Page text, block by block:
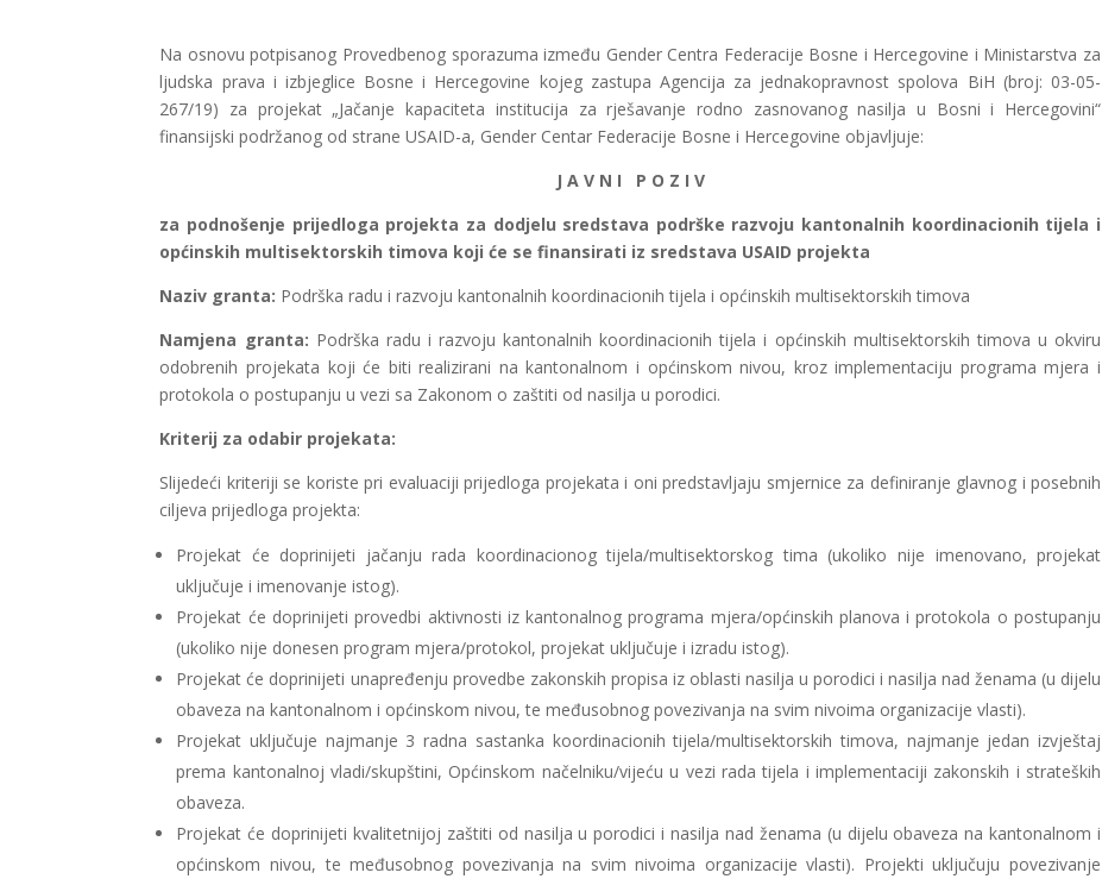
Na osnovu potpisanog Provedbenog sporazuma između Gender Centra Federacije Bosne i Hercegovine i Ministarstva za
ljudska prava i izbjeglice Bosne i Hercegovine kojeg zastupa Agencija za jednakopravnost spolova BiH (broj: 03-05-
267/19) za projekat „Jačanje kapaciteta institucija za rješavanje rodno zasnovanog nasilja u Bosni i Hercegovini“
finansijski podržanog od strane USAID-a, Gender Centar Federacije Bosne i Hercegovine objavljuje:
J A V N I P O Z I V
za podnošenje prijedloga projekta za dodjelu sredstava podrške razvoju kantonalnih koordinacionih tijela i
općinskih multisektorskih timova koji će se finansirati iz sredstava USAID projekta
Naziv granta: Podrška radu i razvoju kantonalnih koordinacionih tijela i općinskih multisektorskih timova
Namjena granta: Podrška radu i razvoju kantonalnih koordinacionih tijela i općinskih multisektorskih timova u okviru
odobrenih projekata koji će biti realizirani na kantonalnom i općinskom nivou, kroz implementaciju programa mjera i
protokola o postupanju u vezi sa Zakonom o zaštiti od nasilja u porodici.
Kriterij za odabir projekata:
Slijedeći kriteriji se koriste pri evaluaciji prijedloga projekata i oni predstavljaju smjernice za definiranje glavnog i posebnih
ciljeva prijedloga projekta:
Projekat će doprinijeti jačanju rada koordinacionog tijela/multisektorskog tima (ukoliko nije imenovano, projekat
uključuje i imenovanje istog).
Projekat će doprinijeti provedbi aktivnosti iz kantonalnog programa mjera/općinskih planova i protokola o postupanju
(ukoliko nije donesen program mjera/protokol, projekat uključuje i izradu istog).
Projekat će doprinijeti unapređenju provedbe zakonskih propisa iz oblasti nasilja u porodici i nasilja nad ženama (u dijelu
obaveza na kantonalnom i općinskom nivou, te međusobnog povezivanja na svim nivoima organizacije vlasti).
Projekat uključuje najmanje 3 radna sastanka koordinacionih tijela/multisektorskih timova, najmanje jedan izvještaj
prema kantonalnoj vladi/skupštini, Općinskom načelniku/vijeću u vezi rada tijela i implementaciji zakonskih i strateških
obaveza.
Projekat će doprinijeti kvalitetnijoj zaštiti od nasilja u porodici i nasilja nad ženama (u dijelu obaveza na kantonalnom i
općinskom nivou, te međusobnog povezivanja na svim nivoima organizacije vlasti). Projekti uključuju povezivanje